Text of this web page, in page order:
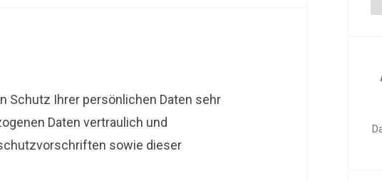
Schutz Ihrer persönlichen Daten sehr
Daten vertraulich und
sowie dieser